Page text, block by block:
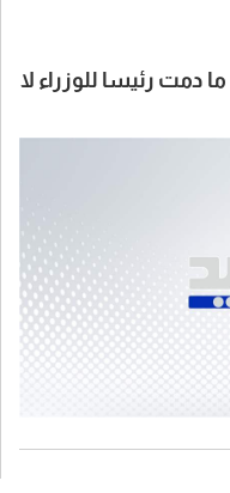
دمت رئيسا للوزراء لا